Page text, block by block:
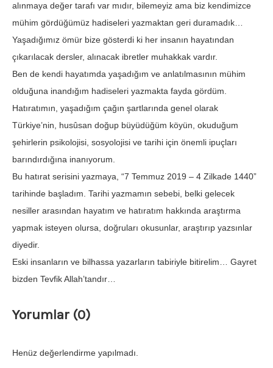
alınmaya değer tarafı var mıdır, bilemeyiz ama biz kendimizce
mühim gördüğümüz hadiseleri yazmaktan geri duramadık…
Yaşadığımız ömür bize gösterdi ki her insanın hayatından
çıkarılacak dersler, alınacak ibretler muhakkak vardır.
Ben de kendi hayatımda yaşadığım ve anlatılmasının mü­him
olduğuna inandığım hadiseleri yazmakta fayda gör­düm.
Hatıratımın, yaşadığım çağın şartlarında genel olarak
Türkiye’nin, husûsan doğup büyüdüğüm köyün, okuduğum
şehirlerin psikolojisi, sosyolojisi ve tarihi için önemli ipuç­ları
barındırdığına inanıyorum.
Bu hatırat serisini yazmaya, “7 Temmuz 2019 – 4 Zilkade 1440”
tarihinde başladım. Tarihi yazmamın sebebi, belki gelecek
nesiller arasından hayatım ve hatıratım hakkın­da araştırma
yapmak isteyen olursa, doğruları okusunlar, araştırıp yazsınlar
diyedir.
Eski insanların ve bilhassa yazarların tabiriyle bitirelim… Gayret
bizden Tevfik Allah’tandır…
Yorumlar (0)
Henüz değerlendirme yapılmadı.